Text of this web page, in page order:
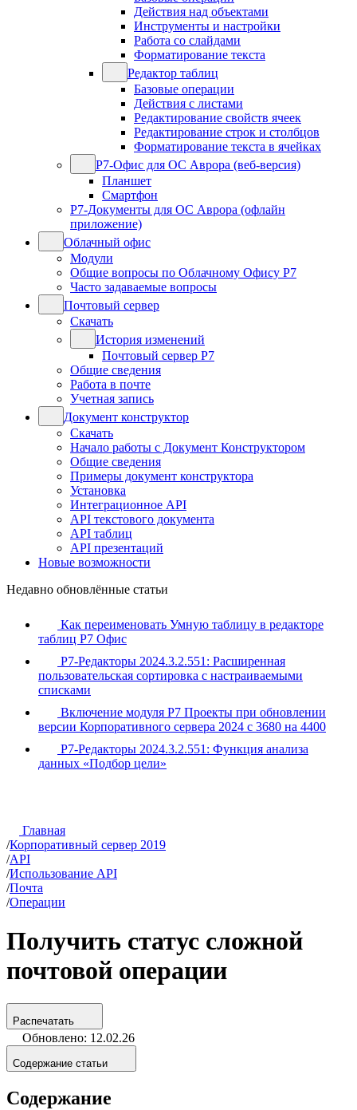
Действия над объектами
Инструменты и настройки
Работа со слайдами
Форматирование текста
Редактор таблиц
Базовые операции
Действия с листами
Редактирование свойств ячеек
Редактирование строк и столбцов
Форматирование текста в ячейках
Р7-Офис для ОС Аврора (веб-версия)
Планшет
Смартфон
Р7-Документы для ОС Аврора (офлайн
приложение)
Облачный офис
Модули
Общие вопросы по Облачному Офису Р7
Часто задаваемые вопросы
Почтовый сервер
Скачать
История изменений
Почтовый сервер Р7
Общие сведения
Работа в почте
Учетная запись
Документ конструктор
Скачать
Начало работы с Документ Конструктором
Общие сведения
Примеры документ конструктора
Установка
Интеграционное API
API текстового документа
API таблиц
API презентаций
Новые возможности
Недавно обновлённые статьи
Как переименовать Умную таблицу в редакторе
таблиц Р7 Офис
Р7-Редакторы 2024.3.2.551: Расширенная
пользовательская сортировка с настраиваемыми
списками
Включение модуля Р7 Проекты при обновлении
версии Корпоративного сервера 2024 с 3680 на 4400
Р7-Редакторы 2024.3.2.551: Функция анализа
данных «Подбор цели»
Главная
/Корпоративный сервер 2019
/API
/Использование API
/Почта
/Операции
Получить статус сложной
почтовой операции
Распечатать
Обновлено: 12.02.26
Содержание статьи
Содержание